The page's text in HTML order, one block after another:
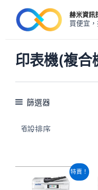
赫米資訊
買便宜
印表機(複合
篩選器
特賣！
始
價
目
前
價